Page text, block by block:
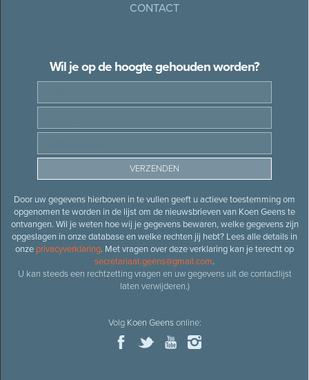
CONTACT
Wil je op de hoogte gehouden worden?
Door uw gegevens hierboven in te vullen geeft u actieve toestemming om
opgenomen te worden in de lijst om de nieuwsbrieven van Koen Geens te
ontvangen. Wil je weten hoe wij je gegevens bewaren, welke gegevens zijn
opgeslagen in onze database en welke rechten jij hebt? Lees alle details in
onze privacyverklaring. Met vragen over deze verklaring kan je terecht op
secretariaat.geens@gmail.com.
U kan steeds een rechtzetting vragen en uw gegevens uit de contactlijst
laten verwijderen.)
Volg Koen Geensonline: